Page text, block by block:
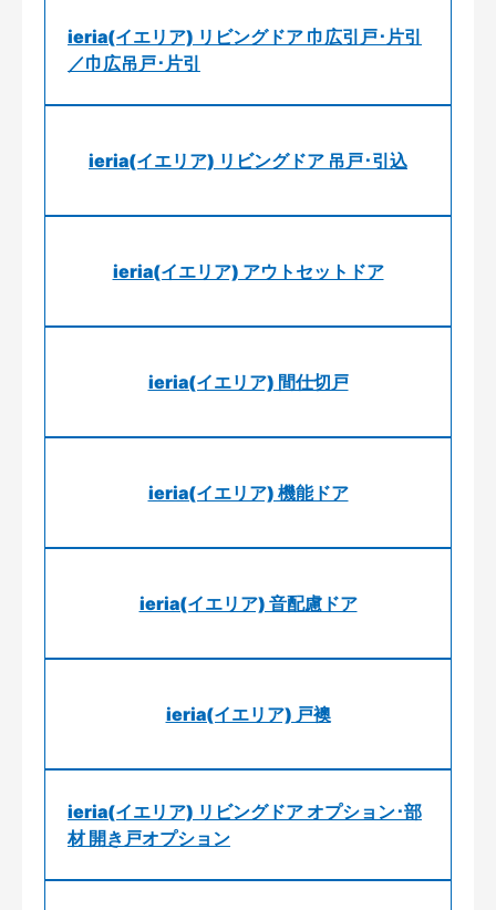
ieria(イエリア) リビングドア 巾広引戸･片引
／巾広吊戸･片引
ieria(イエリア) リビングドア 吊戸･引込
ieria(イエリア) アウトセットドア
ieria(イエリア) 間仕切戸
ieria(イエリア) 機能ドア
ieria(イエリア) 音配慮ドア
ieria(イエリア) 戸襖
ieria(イエリア) リビングドア オプション･部
材 開き戸オプション